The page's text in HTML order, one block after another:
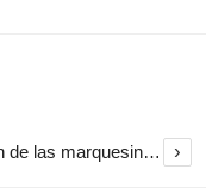
El Ayuntamiento inicia la restauración de las marquesinas de Plaza Esteve para volver a instalarlas en el centro de Jerez ›